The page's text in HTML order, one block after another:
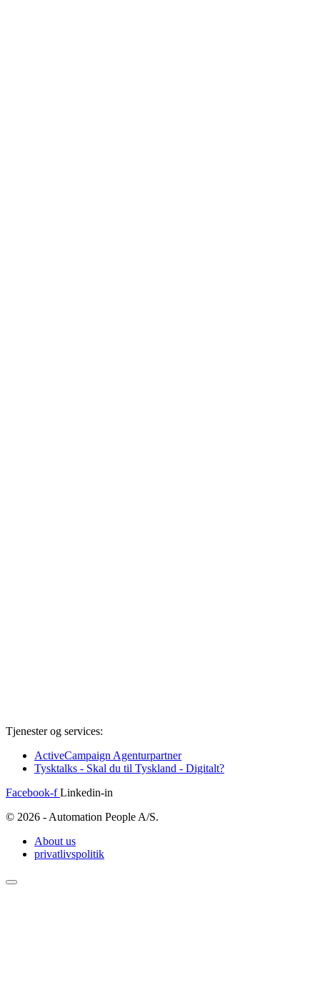
Tjenester og services:
ActiveCampaign Agenturpartner
Tysktalks - Skal du til Tyskland - Digitalt?
Facebook-f Linkedin-in
© 2026 - Automation People A/S.
About us
privatlivspolitik